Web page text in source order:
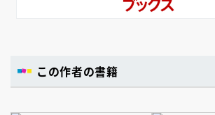
この作者の書籍